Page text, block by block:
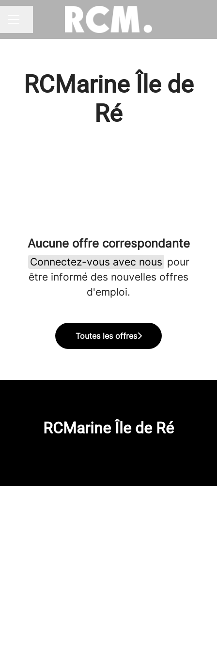
Partager la page
RCMarine Île de
Ré
Aucune offre correspondante
Connectez-vous avec nous pour
être informé des nouvelles offres
d'emploi.
Toutes les offres
RCMarine Île de Ré